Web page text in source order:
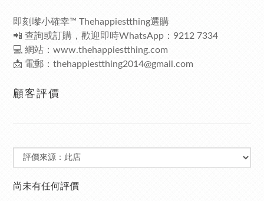
即刻嚟小確幸™ Thehappiestthing選購
📲 查詢或訂購，歡迎即時WhatsApp：9212 7334
💻 網站： www.thehappiestthing.com
📩 電郵： thehappiestthing2014@gmail.com
顧客評價
尚未有任何評價